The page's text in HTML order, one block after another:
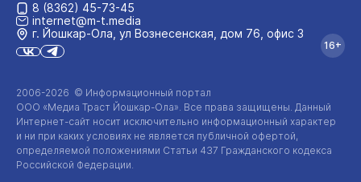
2006-2026 © Информационный портал
ООО «Медиа Траст Йошкар-Ола». Все права защищены. Данный
Интернет-сайт носит исключительно информационный характер
и ни при каких условиях не является публичной офертой,
определяемой положениями Статьи 437 Гражданского кодекса
Российской Федерации.
8 (8362) 45-73-45
internet@m-t.media
г. Йошкар‑Ола, ул Вознесенская, дом 76, офис 3
16+